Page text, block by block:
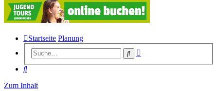
Startseite Planung
Suche
Suche
Zum Inhalt